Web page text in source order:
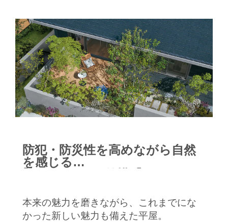
防犯・防災性を高めながら自然
を感じる
本来の魅力を磨きながら、これまでにな
かった新しい魅力も備えた平屋。